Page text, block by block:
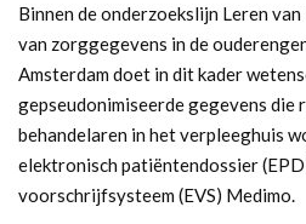
Binnen de onderzoekslijn Leren
van zorggegevens in de
Amsterdam doet in dit kader
gepseudonimiseerde gegevens
behandelaren in het verpleeghuis
elektronisch patiëntendossier
voorschrijfsysteem (EVS) Medimo.